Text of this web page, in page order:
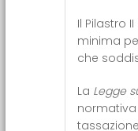
Il Pilastro
minima
che
La Legge
normativa